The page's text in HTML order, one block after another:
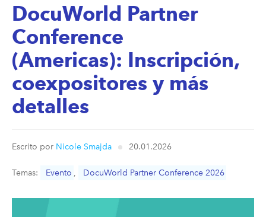
DocuWorld Partner
Conference
(Americas): Inscripción,
coexpositores y más
detalles
Escrito por Nicole Smajda 20.01.2026
Temas: Evento , DocuWorld Partner Conference 2026